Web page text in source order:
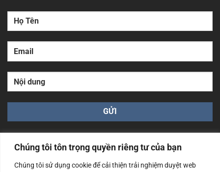
Chúng tôi tôn trọng quyền riêng tư của bạn
Chúng tôi sử dụng cookie để cải thiện trải nghiệm duyệt web